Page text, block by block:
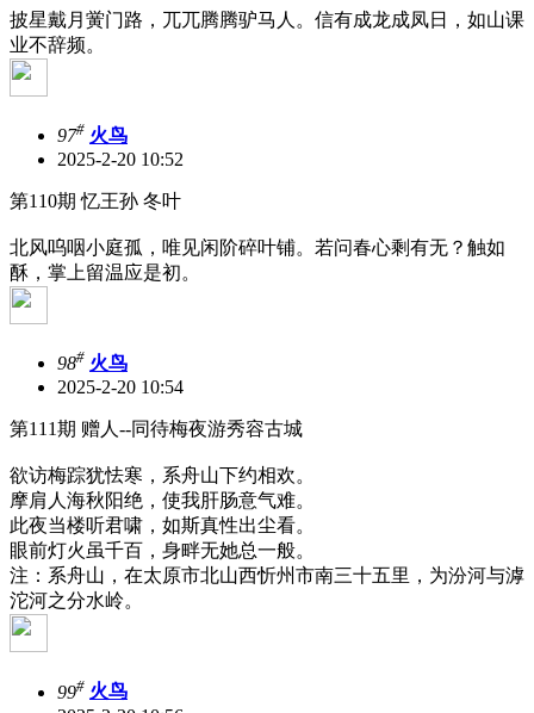
披星戴月黉门路，兀兀腾腾驴马人。信有成龙成凤日，如山课
业不辞频。
97# 火鸟
2025-2-20 10:52
第110期 忆王孙 冬叶
北风呜咽小庭孤，唯见闲阶碎叶铺。若问春心剩有无？触如
酥，掌上留温应是初。
98# 火鸟
2025-2-20 10:54
第111期 赠人--同待梅夜游秀容古城
欲访梅踪犹怯寒，系舟山下约相欢。
摩肩人海秋阳绝，使我肝肠意气难。
此夜当楼听君啸，如斯真性出尘看。
眼前灯火虽千百，身畔无她总一般。
注：系舟山，在太原市北山西忻州市南三十五里，为汾河与滹
沱河之分水岭。
99# 火鸟